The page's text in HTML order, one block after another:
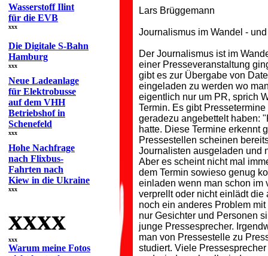
Wasserstoff Ilint
für die EVB
xxx
Die Digitale S-Bahn
Hamburg
xxx
Neue Ladeanlage
für Elektrobusse
auf dem VHH
Betriebshof in
Schenefeld
xxx
Hohe Nachfrage
nach Flixbus-
Fahrten nach
Kiew in die Ukraine
xxx
xxxx
xxx
Warum meine Fotos
Lars Brüggemann
Journalismus im Wandel -
Der Journalismus ist im
einer Presseveranstaltung
gibt es zur Übergabe von
eingeladen zu werden wo
eigentlich nur um PR, sprich
Termin. Es gibt
geradezu angebettelt haben:
hatte. Diese Termine erkennt
Pressestellen scheinen
Journalisten ausgeladen und
Aber es scheint nicht mal
dem Termin sowieso genug
einladen wenn man schon im
verprellt oder nicht einlädt die
noch ein anderes Problem
nur Gesichter und Personen
junge Pressesprecher.
man von Pressestelle zu
studiert. Viele